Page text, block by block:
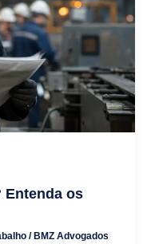
Entenda os
/BMZ Advogados